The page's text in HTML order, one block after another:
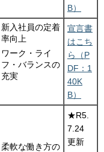
B）
新入社員の定着
率向上
ワーク・ライ
フ・バランスの
充実
宣言書
はこち
ら（P
DF：1
40K
B）
柔軟な働き方の
★R5.
7.24
更新